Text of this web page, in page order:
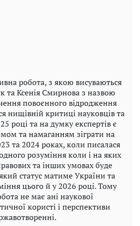
робота, з якою висуваються
та Ксенія Смирнова з назвою
повоєнного відродження
нищівній критиці науковців та
році та на думку експертів є
та намаганням зіграти на
та 2024 роках, коли писалася
розуміння коли і на яких
та інших умовах буде
статус матиме України та
цього й у 2026 році. Тому
не має ані наукової
користі і перспективи